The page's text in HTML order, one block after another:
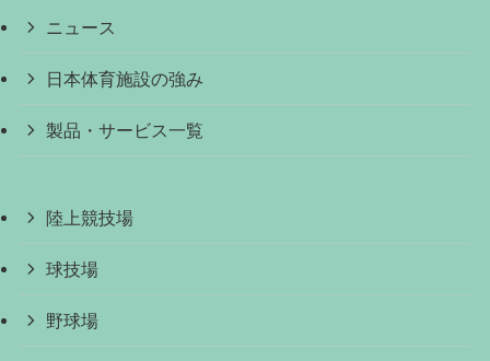
ニュース
日本体育施設の強み
製品・サービス一覧
陸上競技場
球技場
野球場